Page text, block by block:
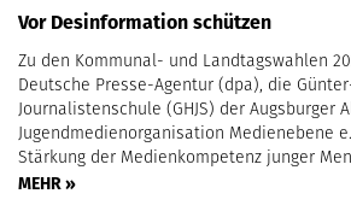
Vor Desinformation schützen
Zu den Kommunal- und Landtagswahlen
Deutsche Presse-Agentur (dpa), die
Journalistenschule (GHJS) der Augsburger
Jugendmedienorganisation Medienebene
Stärkung der Medienkompetenz junger
MEHR »